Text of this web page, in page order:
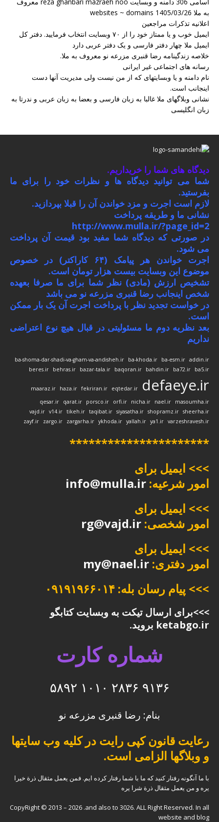
به ملا websites ~ domains 1405/03/26
اعلانیه تذکرات مراجعین
ایمیل خوب و یا ممتاز خود را از ۷۰ وبسایت انتخاب فرمایید. دفتر کل
ایمیل ملا چهار دفتر فارسی و یک دفتر عربی دارد
خلاصه زندگینامه رضا قنبری مزرعه نو معروف به ملا.
رسانه های اجتماعی غیر ایرانی
نام دامنه و یا وبسایتهای که از من نیست ولی مدیریت آنها دست
اینجانب است.
نشانی وبلاگهای ملا غالبا به زبان فارسی و بعضا به زبان عربی و ندرتا به
زبان انگلیسی
دیدگاه های شما را خریداریم.
شما می توانید دیدگاه ها و نظرات خود را برای ما
بفرستید.
لازم است اجرت و مزد خواندن آن را قبلا بپردازید.
نشانی ما و طریقه پرداخت
http://www.mulla.ir/?page_id=2
در صورتی که دیدگاه شما مفید بود قیمت آن پرداخت
می شود.
اجرت خواندن هر پیامک (۶۴ کاراکتر) در خصوص
موضوع این وبسایت بیست هزار تومان است.
تشخیص ارزش (مادی) نظر شما برای ما صرفا بعهده
شخص اینجانب رضا قنبری مزرعه نو می باشد
در خواست تجدید نظر با پرداخت اجرت آن یک بار ممکن
است.
بعد نظریه دوم ما مسئولیتی در قبال هیچ نوع اعتراضی
نداریم
addin.ir
ba-esm.ir
ba-khoda.ir
ba-shoma-dar-shadi-va-gham-va-andisheh.ir
ba5.ir
ba72.ir
bahdin.ir
baqoran.ir
bazar-tala.ir
behras.ir
beres.ir
defaeye.ir
eqtedar.ir
fekriran.ir
haza.ir
maaraz.ir
masoumha.ir
nael.ir
nicha.ir
orfi.ir
porsco.ir
qarat.ir
qesar.ir
sheerha.ir
shopramz.ir
siyasatha.ir
taqibat.ir
tikeh.ir
v14.ir
vajd.ir
varzeshravesh.ir
ya1.ir
yallah.ir
ykhoda.ir
zargarha.ir
zargo.ir
zayf.ir
**********************
>>> ایمیل برای
امور شرعیه: info@mulla.ir
>>> ایمیل برای
امور شخصی: rg@vajd.ir
>>> ایمیل برای
امور دفتری: my@nael.ir
>>> پیام رسان بله: ۰۹۱۹۱۹۶۶۰۱۴
>>>برای ارسال تیکت به وبسایت کتابگو
ketabgo.ir بروید.
شماره کارت
۹۱۳۶ ۲۸۳۶ ۱۰۱۰ ۵۸۹۲
بنام: رضا قنبری مزرعه نو
رعایت قانون کپی رایت در کلیه وب سایتها
و وبلاگها الزامی است.
با ما آنگونه رفتار کنید که ما با شما رفتار کرده ایم. فمن یعمل مثقال ذرة خیرا
یره و من یعمل مثقال ذرة شرا یره
CopyRight © 2013 – 2026 .and also to 3026. ALL Right Reserved. In all
website and blog